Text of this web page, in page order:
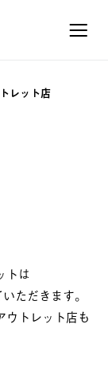
レット店
トは
ただきます。
ウトレット店も